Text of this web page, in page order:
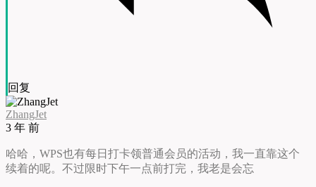
回复
ZhangJet
3 年 前
哈哈，WPS也有每日打卡领普通会员的活动，我一直靠这个
续着的呢。不过限时下午一点前打完，我老是会忘